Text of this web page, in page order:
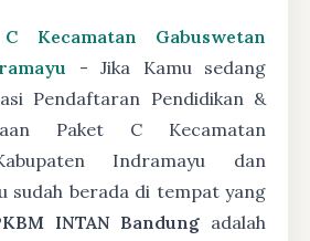
Kecamatan Gabuswetan
- Jika Kamu sedang
Pendaftaran Pendidikan &
Paket C Kecamatan
Indramayu dan
sudah berada di tempat yang
INTAN Bandung adalah